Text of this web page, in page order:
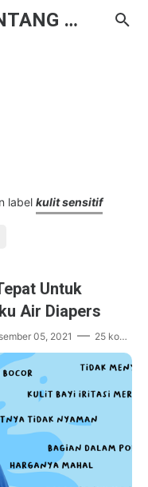
CERITA CHA TENTANG HAL BIASA
label kulit sensitif
Untuk
Air Diapers
05, 2021 25 komentar